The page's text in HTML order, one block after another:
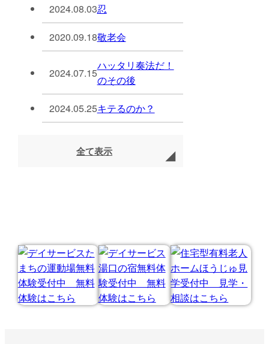
2024.08.03忍
2020.09.18敬老会
2024.07.15
ハッタリ奏法だ！
のその後
2024.05.25キテるのか？
全て表示